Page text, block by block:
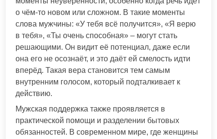
о чём-то новом или сложном. В такие моменты
слова мужчины: «У тебя всё получится», «Я верю
в тебя», «Ты очень способная» – могут стать
решающими. Он видит её потенциал, даже если
она его не осознаёт, и это даёт ей смелость идти
вперёд. Такая вера становится тем самым
внутренним голосом, который подталкивает к
действию.
Мужская поддержка также проявляется в
практической помощи и разделении бытовых
обязанностей. В современном мире, где женщины